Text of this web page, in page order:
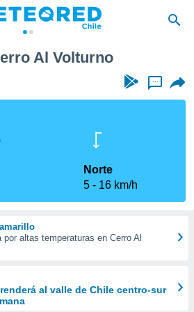
Al Volturno
...
Norte
5
16 km/h
por altas temperaturas en Cerro Al
al valle de Chile centro-sur